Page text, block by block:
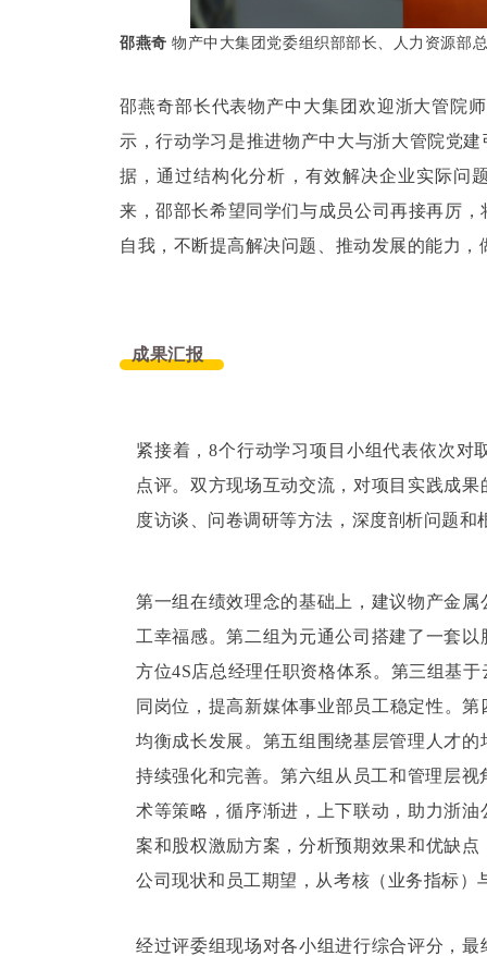
邵燕奇物产中大集团党委组织部部长、人力资源部
邵燕奇部长代表物产中大集团欢迎浙大管院
示，行动学习是推进物产中大与浙大管院党
据，通过结构化分析，有效解决企业实际问
来，邵部长希望同学们与成员公司再接再厉
自我，不断提高解决问题、推动发展的能力
成果汇报
紧接着，8个行动学习项目小组代表依次对
点评。双方现场互动交流，对项目实践成
度访谈、问卷调研等方法，深度剖析问题和
第一组在绩效理念的基础上，建议物产金
工幸福感。第二组为元通公司搭建了一套
方位4S店总经理任职资格体系。第三组基
同岗位，提高新媒体事业部员工稳定性。
均衡成长发展。第五组围绕基层管理人才
持续强化和完善。第六组从员工和管理层
术等策略，循序渐进，上下联动，助力浙
案和股权激励方案，分析预期效果和优缺
公司现状和员工期望，从考核（业务指标
经过评委组现场对各小组进行综合评分，